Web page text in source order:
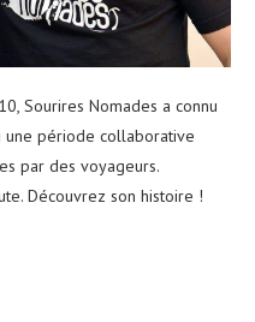
Sourires Nomades a connu
une période collaborative
par des voyageurs.
Découvrez son histoire !